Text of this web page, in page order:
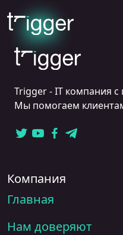
Trigger - IT компания с
Мы помогаем
Компания
Главная
Нам доверяют